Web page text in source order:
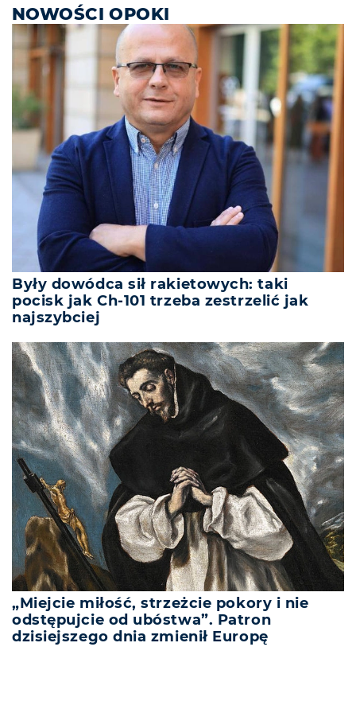
NOWOŚCI OPOKI
Były dowódca sił rakietowych: taki
pocisk jak Ch-101 trzeba zestrzelić jak
najszybciej
„Miejcie miłość, strzeżcie pokory i nie
odstępujcie od ubóstwa”. Patron
dzisiejszego dnia zmienił Europę